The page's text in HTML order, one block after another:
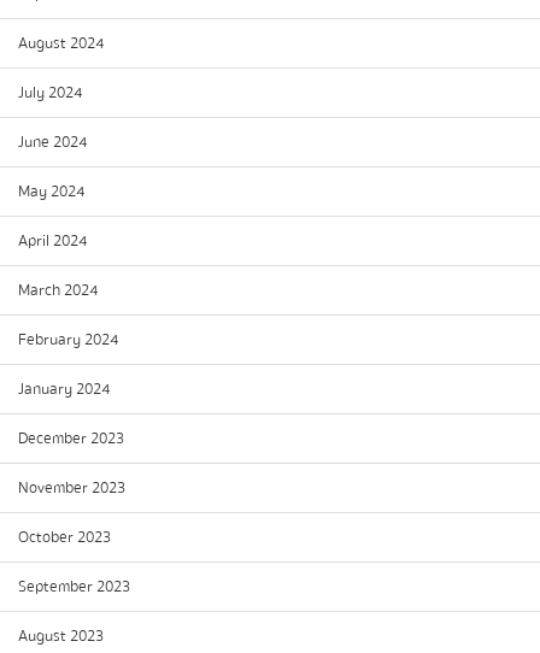
August 2024
July 2024
June 2024
May 2024
April 2024
March 2024
February 2024
January 2024
December 2023
November 2023
October 2023
September 2023
August 2023